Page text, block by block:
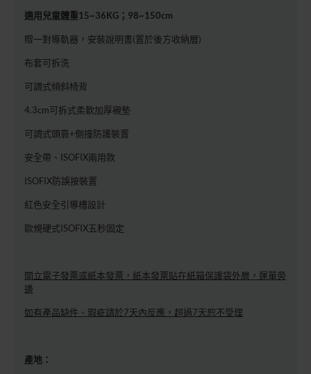
適用兒童體重15~36KG； 98~150cm
贈一對導軌器，安裝說明書(置於後方收納層)
布套可拆洗
可調式傾斜椅背
4.3cm可拆式柔軟加厚襯墊
可調式頭靠+側撞防護裝置
安全帶、ISOFIX兩用款
ISOFIX防誤按裝置
紅色安全引導槽設計
歐規硬式ISOFIX五秒固定
開立電子發票或紙本發票，紙本發票貼在紙箱保護袋外層，運單旁
邊
如有產品缺件、瑕疵請於7天內反應，超過7天恕不受理
產地：